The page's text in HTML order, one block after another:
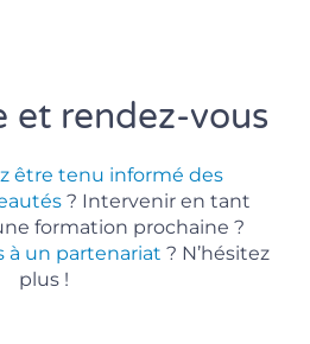
et rendez-vous
être tenu informé des
? Intervenir en tant
formation prochaine ?
à un partenariat ? N’hésitez
plus !